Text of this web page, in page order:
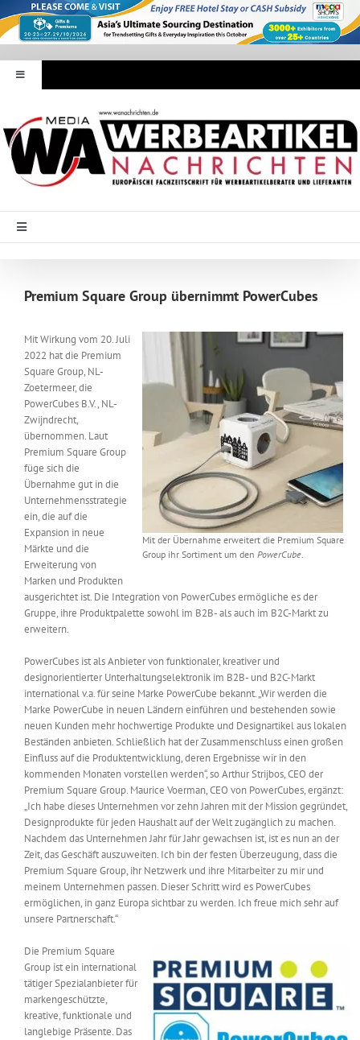
Inhalt
springen
Toggle
Navigation
Werbeartikel Nachrichten
E-Paper
WA Media
Kontakt
Toggle
Messen & Events
Unternehmen
Interviews
Wissen
Product Guide
Suche
nach:
Premium Square Group übernimmt PowerCubes
Mit der Übernahme erweitert die Premium Square
Group ihr Sortiment um denPowerCube.
Mit Wirkung vom 20. Juli
2022 hat die Premium
Square Group, NL-
Zoetermeer, die
PowerCubes B.V., NL-
Zwijndrecht,
übernommen. Laut
Premium Square Group
füge sich die
Übernahme gut in die
Unternehmensstrategie
ein, die auf die
Expansion in neue
Märkte und die
Erweiterung von
Marken und Produkten
ausgerichtet ist. Die Integration von PowerCubes ermögliche es der
Gruppe, ihre Produktpalette sowohl im B2B- als auch im B2C-Markt zu
erweitern.
PowerCubes ist als Anbieter von funktionaler, kreativer und
designorientierter Unterhaltungselektronik im B2B- und B2C-Markt
international v.a. für seine Marke PowerCube bekannt. „Wir werden die
Marke PowerCube in neuen Ländern einführen und bestehenden sowie
neuen Kunden mehr hochwertige Produkte und Designartikel aus lokalen
Beständen anbieten. Schließlich hat der Zusammenschluss einen großen
Einfluss auf die Produktentwicklung, deren Ergebnisse wir in den
kommenden Monaten vorstellen werden“, so Arthur Strijbos, CEO der
Premium Square Group. Maurice Voerman, CEO von PowerCubes, ergänzt:
„Ich habe dieses Unternehmen vor zehn Jahren mit der Mission gegründet,
Designprodukte für jeden Haushalt auf der Welt zugänglich zu machen.
Nachdem das Unternehmen Jahr für Jahr gewachsen ist, ist es nun an der
Zeit, das Geschäft auszuweiten. Ich bin der festen Überzeugung, dass die
Premium Square Group, ihr Netzwerk und ihre Mitarbeiter zu mir und
meinem Unternehmen passen. Dieser Schritt wird es PowerCubes
ermöglichen, in ganz Europa sichtbar zu werden. Ich freue mich sehr auf
unsere Partnerschaft.“
Die Premium Square
Group ist ein international
tätiger Spezialanbieter für
markengeschützte,
kreative, funktionale und
langlebige Präsente. Das